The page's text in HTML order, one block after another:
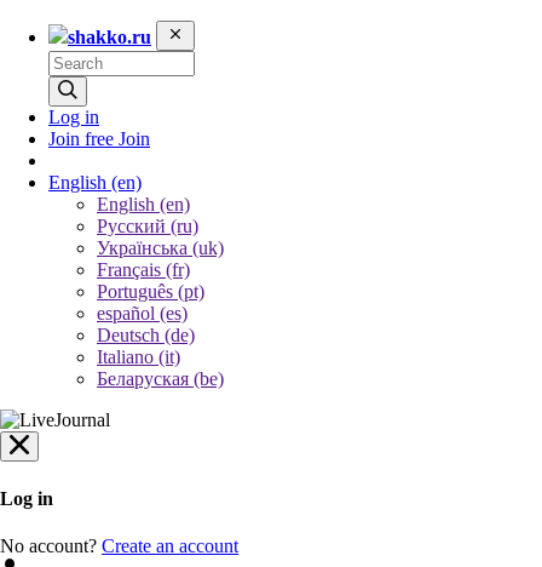
shakko.ru
Log in
Join free Join
English (en)
English (en)
Русский (ru)
Українська (uk)
Français (fr)
Português (pt)
español (es)
Deutsch (de)
Italiano (it)
Беларуская (be)
Log in
No account? Create an account